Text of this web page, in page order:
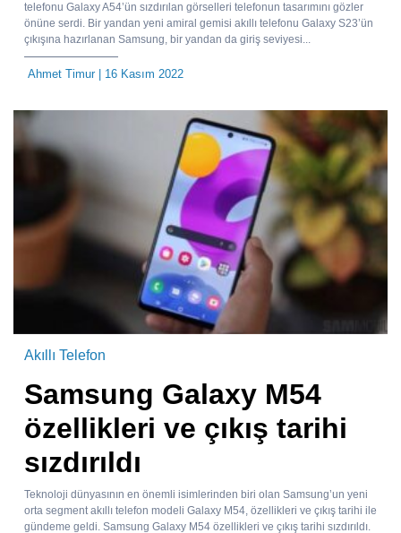
telefonu Galaxy A54’ün sızdırılan görselleri telefonun tasarımını gözler
önüne serdi. Bir yandan yeni amiral gemisi akıllı telefonu Galaxy S23’ün
çıkışına hazırlanan Samsung, bir yandan da giriş seviyesi...
Ahmet Timur| 16 Kasım 2022
Akıllı Telefon
Samsung Galaxy M54
özellikleri ve çıkış tarihi
sızdırıldı
Teknoloji dünyasının en önemli isimlerinden biri olan Samsung’un yeni
orta segment akıllı telefon modeli Galaxy M54, özellikleri ve çıkış tarihi ile
gündeme geldi. Samsung Galaxy M54 özellikleri ve çıkış tarihi sızdırıldı.